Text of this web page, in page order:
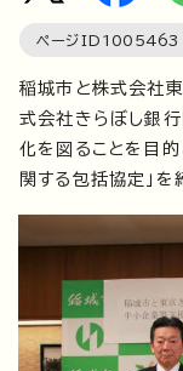
ページID 1005463
稲城市と株式会社
式会社きらぼし銀
化を図ることを目
関する包括協定」を